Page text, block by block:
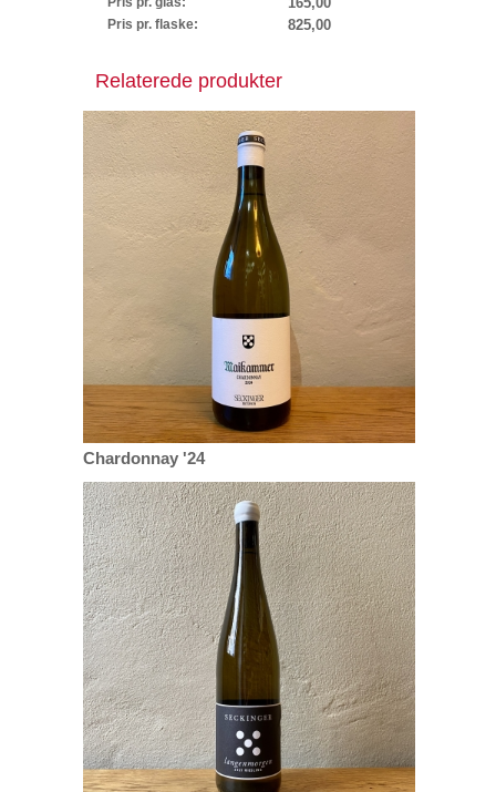
Pris pr. flaske: 825,00
Relaterede produkter
Chardonnay '24